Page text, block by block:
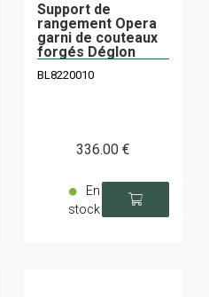
Support de
rangement Opera
garni de couteaux
forgés Déglon
BL8220010
336.00 €
En
stock